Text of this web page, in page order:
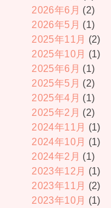
2026年6月 (2)
2026年5月 (1)
2025年11月 (2)
2025年10月 (1)
2025年6月 (1)
2025年5月 (2)
2025年4月 (1)
2025年2月 (2)
2024年11月 (1)
2024年10月 (1)
2024年2月 (1)
2023年12月 (1)
2023年11月 (2)
2023年10月 (1)